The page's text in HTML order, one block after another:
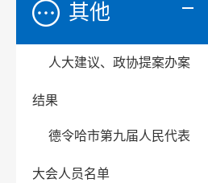
其他
人大建议、政协提案办案
结果
德令哈市第九届人民代表
大会人员名单